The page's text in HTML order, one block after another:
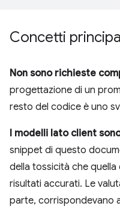
Concetti
Non sono richieste
progettazione di un
resto del codice è uno
I modelli lato client
snippet di questo
della tossicità che
risultati accurati. Le
parte, corrispondevano